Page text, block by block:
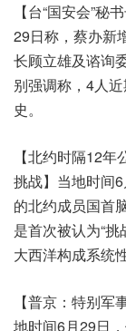
【台“国安会”
29日称，蔡办新
长顾立雄及谘询
别强调称，4人
史。
【北约时隔12
挑战】当地时间
的北约成员国首
是首次被认为“
大西洋构成系统性
【普京：特别
地时间6月29日